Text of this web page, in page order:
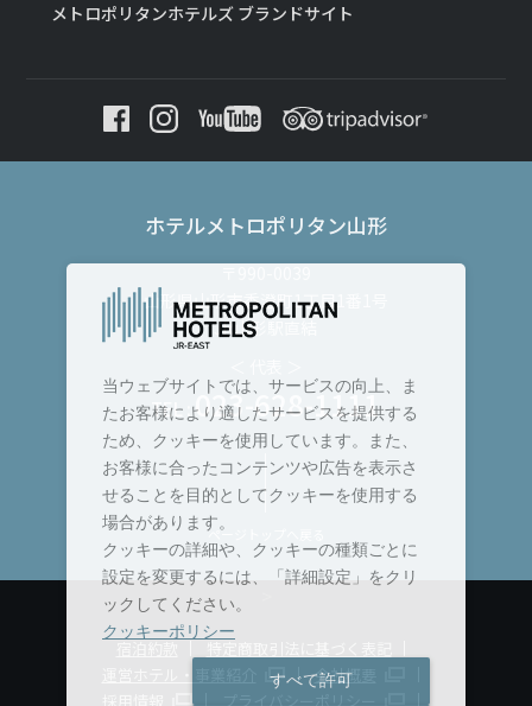
メトロポリタンホテルズ ブランドサイト
ホテルメトロポリタン山形
山形県山形市香澄町1丁目1番1号
JR山形駅直結
TEL :023-628-1111
ページトップへ戻る
会社概要
プライバシーポリシー
当ウェブサイトでは、サービスの向上、ま
たお客様により適したサービスを提供する
ため、クッキーを使用しています。また、
お客様に合ったコンテンツや広告を表示さ
せることを目的としてクッキーを使用する
場合があります。
クッキーの詳細や、クッキーの種類ごとに
設定を変更するには、「詳細設定」をクリ
ックしてください。
クッキーポリシー
すべて許可